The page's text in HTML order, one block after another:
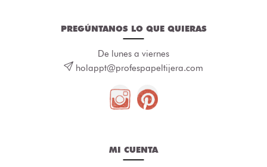
PREGÚNTANOS LO QUE QUIERAS
De lunes a viernes
holappt@profespapeltijera.com
MI CUENTA